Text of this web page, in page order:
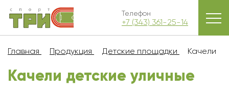
Телефон
+7 (343) 361-25-14
Главная Продукция Детские площадки Качели
Качели детские уличные